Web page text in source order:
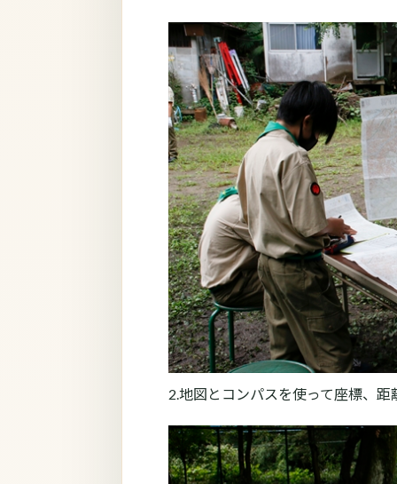
2.地図とコンパスを使って座標、